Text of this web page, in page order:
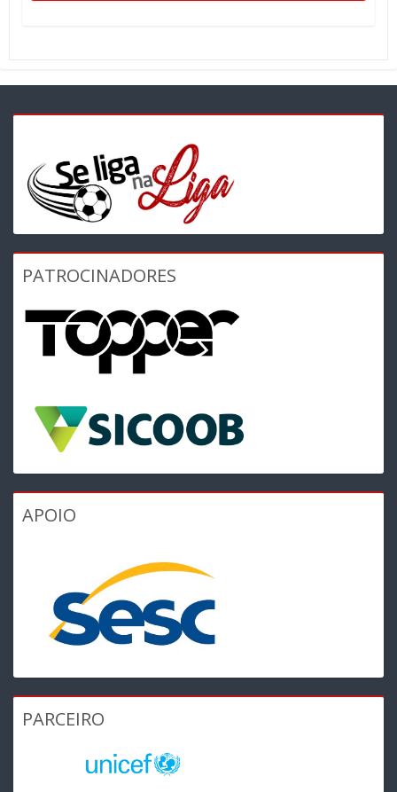
PATROCINADORES
APOIO
PARCEIRO